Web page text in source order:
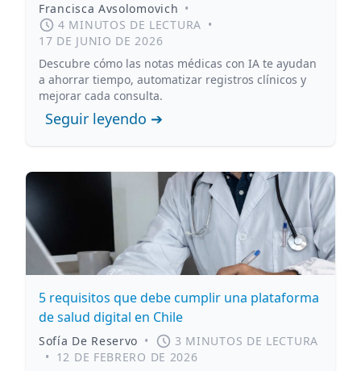
Francisca Avsolomovich •
4 MINUTOS DE LECTURA •
17 DE JUNIO DE 2026
Descubre cómo las notas médicas con IA te ayudan
a ahorrar tiempo, automatizar registros clínicos y
mejorar cada consulta.
Seguir leyendo ➔
5 requisitos que debe cumplir una plataforma
de salud digital en Chile
Sofía De Reservo •
3 MINUTOS DE LECTURA
• 12 DE FEBRERO DE 2026